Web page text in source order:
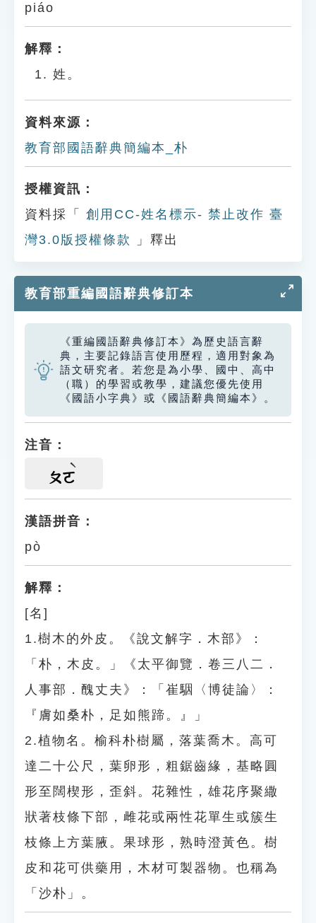
piáo
解釋：
姓。
資料來源：
教育部國語辭典簡編本_朴
授權資訊：
資料採「
創用CC-姓名標示- 禁止改作 臺
灣3.0版授權條款
」釋出
教育部重編國語辭典修訂本
《重編國語辭典修訂本》為歷史語言辭
典，主要記錄語言使用歷程，適用對象為
語文研究者。若您是為小學、國中、高中
（職）的學習或教學，建議您優先使用
《國語小字典》或《國語辭典簡編本》。
注音：
ㄆㄛ
漢語拼音：
pò
解釋：
[名]
1.樹木的外皮。《說文解字．木部》：
「朴，木皮。」《太平御覽．卷三八二．
人事部．醜丈夫》：「崔駰〈博徒論〉：
『膚如桑朴，足如熊蹄。』」
2.植物名。榆科朴樹屬，落葉喬木。高可
達二十公尺，葉卵形，粗鋸齒緣，基略圓
形至闊楔形，歪斜。花雜性，雄花序聚繖
狀著枝條下部，雌花或兩性花單生或簇生
枝條上方葉腋。果球形，熟時澄黃色。樹
皮和花可供藥用，木材可製器物。也稱為
「沙朴」。